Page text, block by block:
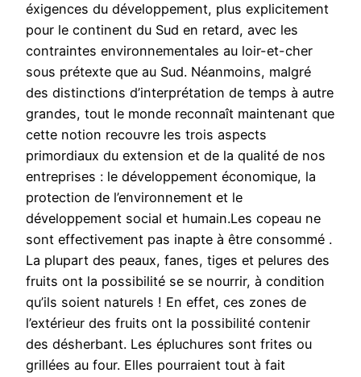
éxigences du développement, plus explicitement
pour le continent du Sud en retard, avec les
contraintes environnementales au loir-et-cher
sous prétexte que au Sud. Néanmoins, malgré
des distinctions d’interprétation de temps à autre
grandes, tout le monde reconnaît maintenant que
cette notion recouvre les trois aspects
primordiaux du extension et de la qualité de nos
entreprises : le développement économique, la
protection de l’environnement et le
développement social et humain.Les copeau ne
sont effectivement pas inapte à être consommé .
La plupart des peaux, fanes, tiges et pelures des
fruits ont la possibilité se se nourrir, à condition
qu’ils soient naturels ! En effet, ces zones de
l’extérieur des fruits ont la possibilité contenir
des désherbant. Les épluchures sont frites ou
grillées au four. Elles pourraient tout à fait